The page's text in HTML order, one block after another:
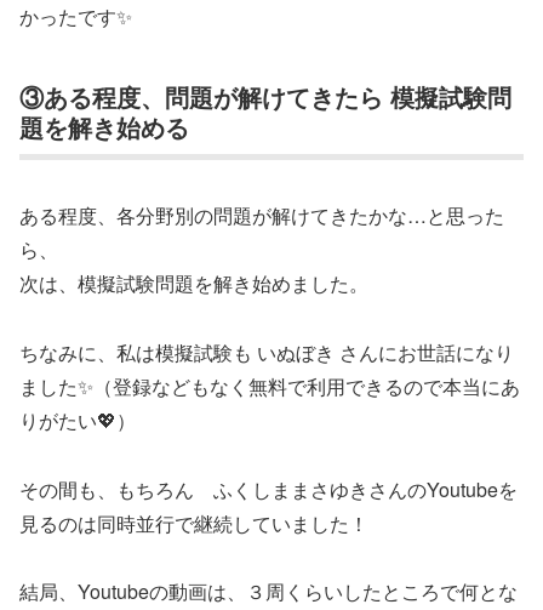
かったです✨
③ある程度、問題が解けてきたら 模擬試験問
題を解き始める
ある程度、各分野別の問題が解けてきたかな…と思った
ら、
次は、模擬試験問題を解き始めました。
ちなみに、私は模擬試験も いぬぼき さんにお世話になり
ました✨（登録などもなく無料で利用できるので本当にあ
りがたい💖）
その間も、もちろん ふくしままさゆきさんのYoutubeを
見るのは同時並行で継続していました！
結局、Youtubeの動画は、３周くらいしたところで何とな